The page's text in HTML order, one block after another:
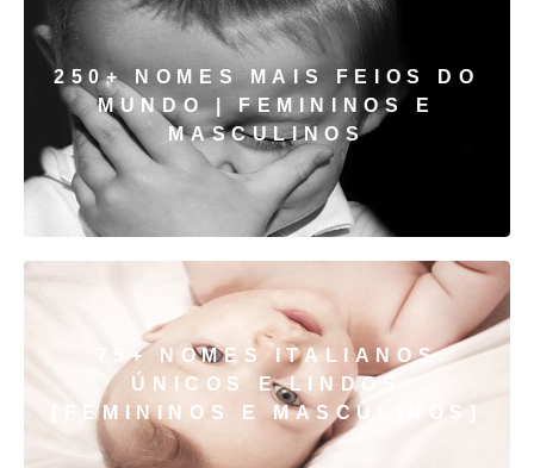
250+ NOMES MAIS FEIOS DO
MUNDO | FEMININOS E
MASCULINOS
75+ NOMES ITALIANOS
ÚNICOS E LINDOS
[FEMININOS E MASCULINOS]